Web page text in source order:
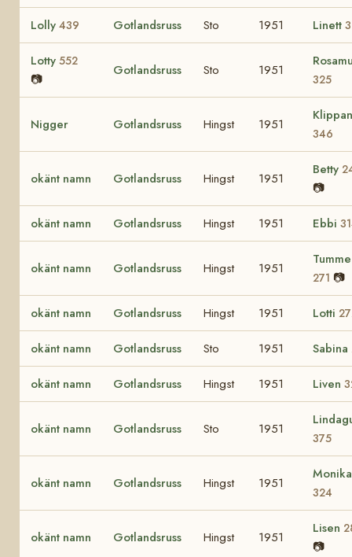
Lolly 439 Gotlandsruss Sto 1951 Linett
Lotty 552
📷
Gotlandsruss Sto 1951
325
Nigger Gotlandsruss Hingst 1951
Klippan
346
okänt namn Gotlandsruss Hingst 1951
Betty
📷
okänt namn Gotlandsruss Hingst 1951 Ebbi
okänt namn Gotlandsruss Hingst 1951
271 📷
okänt namn Gotlandsruss Hingst 1951 Lotti
okänt namn Gotlandsruss Sto 1951 Sabina
okänt namn Gotlandsruss Hingst 1951 Liven
okänt namn Gotlandsruss Sto 1951
375
okänt namn Gotlandsruss Hingst 1951
Monika
324
okänt namn Gotlandsruss Hingst 1951
Lisen
📷